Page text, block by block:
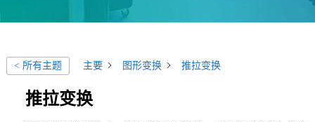
< 所有主题 主要 图形变换 推拉变换
推拉变换